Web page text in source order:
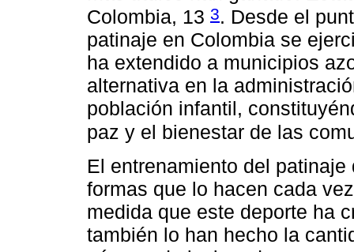
Colombia, 13 3. Desde el
patinaje en Colombia se
ha extendido a municipios
alternativa en la
población infantil,
paz y el bienestar de las
El entrenamiento del
formas que lo hacen cada
medida que este deporte ha
también lo han hecho la